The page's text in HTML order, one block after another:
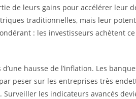
de leurs gains pour accélérer leur
traditionnelles, mais leur
: les investisseurs achètent
d’une hausse de l’inflation. Les
peser sur les entreprises très
les indicateurs avancés